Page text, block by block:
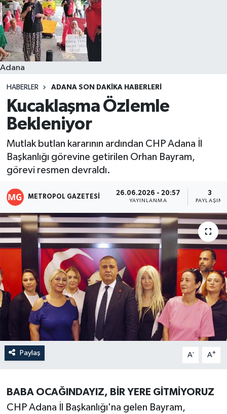
Adana
HABERLER ADANA SON DAKIKA HABERLERI
Kucaklaşma Özlemle
Bekleniyor
Mutlak butlan kararının ardından CHP Adana İl
Başkanlığı görevine getirilen Orhan Bayram,
görevi resmen devraldı.
METROPOL GAZETESI 26.06.2026 - 20:57
YAYINLANMA
3
PAYLAŞIM
Paylaş A- A+
BABA OCAĞINDAYIZ, BİR YERE GİTMİYORUZ
CHP Adana İl Başkanlığı'na gelen Bayram,
Resmi İlanlar